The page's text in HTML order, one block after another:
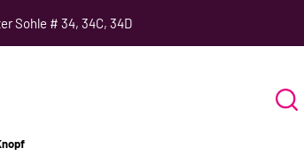
Sohle # 34, 34C, 34D